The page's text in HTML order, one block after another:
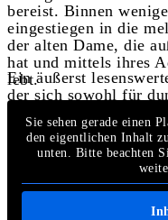
bereist. Binnen
eingestiegen in die
der alten Dame, die
hat und mittels ihres
lebt.
Ein äußerst
der sich sowohl für
Sie sehen gerade einen
den eigentlichen Inhalt
unten. Bitte beachten